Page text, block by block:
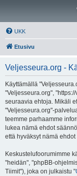
UKK
Etusivu
Veljesseura.org -
Käyttämällä
"Veljesseura.org",
seuraavia ehtoja. Mikäli
"Veljesseura.org"-
teemme parhaamme
lukea nämä ehdot
että hyväksyt nämä
Keskustelufoorumimme
"heidän", "phpBB-
Tiimit"), joka on julkaistu "